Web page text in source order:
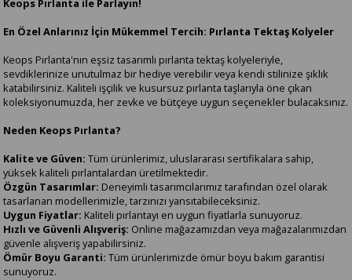
Keops Pırlanta ile Parlayın!
En Özel Anlarınız İçin Mükemmel Tercih: Pırlanta Tektaş Kolyeler
Keops Pırlanta'nın eşsiz tasarımlı pırlanta tektaş kolyeleriyle,
sevdiklerinize unutulmaz bir hediye verebilir veya kendi stilinize şıklık
katabilirsiniz. Kaliteli işçilik ve kusursuz pırlanta taşlarıyla öne çıkan
koleksiyonumuzda, her zevke ve bütçeye uygun seçenekler bulacaksınız.
Neden Keops Pırlanta?
Kalite ve Güven: Tüm ürünlerimiz, uluslararası sertifikalara sahip,
yüksek kaliteli pırlantalardan üretilmektedir.
Özgün Tasarımlar: Deneyimli tasarımcılarımız tarafından özel olarak
tasarlanan modellerimizle, tarzınızı yansıtabileceksiniz.
Uygun Fiyatlar: Kaliteli pırlantayı en uygun fiyatlarla sunuyoruz.
Hızlı ve Güvenli Alışveriş: Online mağazamızdan veya mağazalarımızdan
güvenle alışveriş yapabilirsiniz.
Ömür Boyu Garanti: Tüm ürünlerimizde ömür boyu bakım garantisi
sunuyoruz.